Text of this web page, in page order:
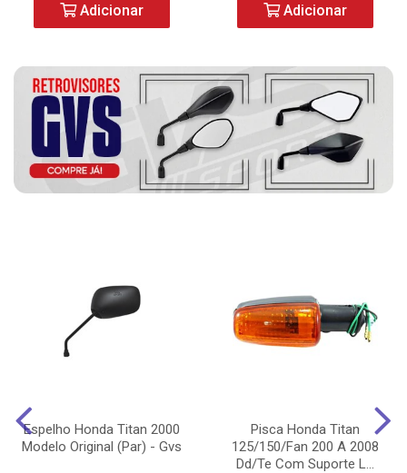
Adicionar Adicionar
Espelho Honda Titan 2000
Modelo Original (Par) - Gvs
Pisca Honda Titan
125/150/Fan 200 A 2008
Dd/Te Com Suporte L...